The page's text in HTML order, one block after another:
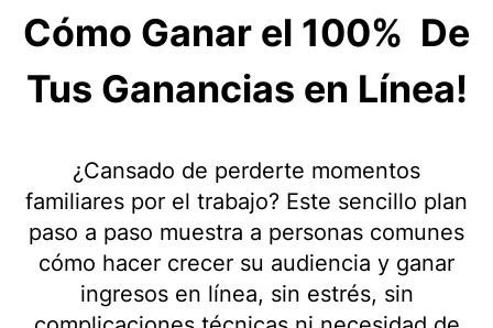
Cómo Ganar el 100% De
Tus Ganancias en Línea!
¿Cansado de perderte momentos
familiares por el trabajo? Este sencillo plan
paso a paso muestra a personas comunes
cómo hacer crecer su audiencia y ganar
ingresos en línea, sin estrés, sin